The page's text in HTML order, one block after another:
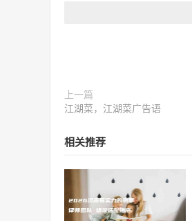
上一篇
江湖菜，江湖菜广告语
相关推荐